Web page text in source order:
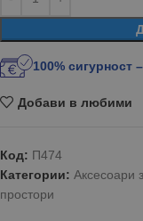
100% сигурност
Добави в любими
Код: П474
Категории: Аксесоари
простори